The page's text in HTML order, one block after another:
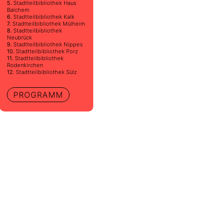
5.Stadtteilbibliothek Haus
Balchem
6.Stadtteilbibliothek Kalk
7.Stadtteilbibliothek Mülheim
8.Stadtteilbibliothek
Neubrück
9.Stadtteilbibliothek Nippes
10.Stadtteilbibliothek Porz
11.Stadtteilbibliothek
Rodenkirchen
12.Stadtteilbibliothek Sülz
PROGRAMM